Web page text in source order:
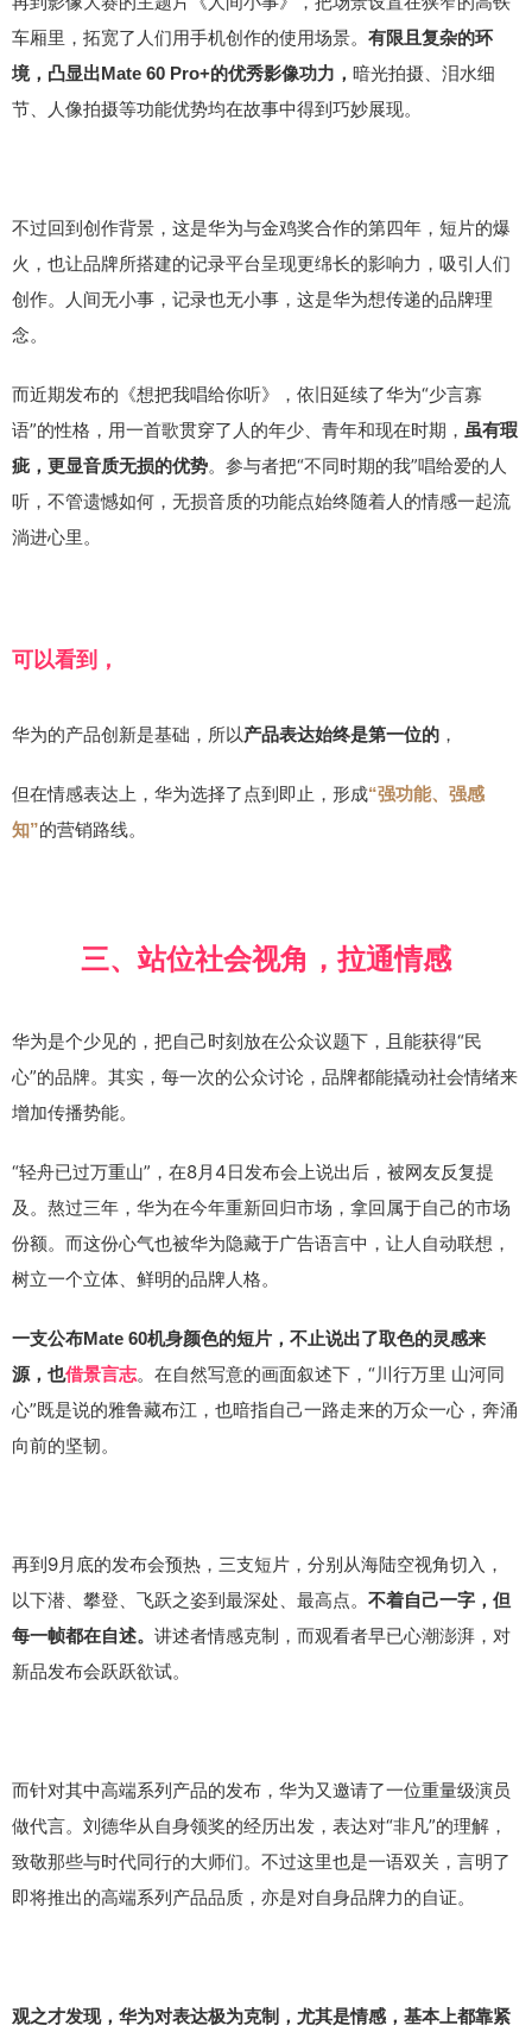
车厢里，拓宽了人们用手机创作的使用场景。 有限且复杂的环
境，凸显出Mate 60 Pro+的优秀影像功力， 暗光拍摄、泪水细
节、人像拍摄等功能优势均在故事中得到巧妙展现。
不过回到创作背景，这是华为与金鸡奖合作的第四年，短片的爆
火，也让品牌所搭建的记录平台呈现更绵长的影响力，吸引人们
创作。人间无小事，记录也无小事，这是华为想传递的品牌理
念。
而近期发布的《想把我唱给你听》，依旧延续了华为“少言寡
语”的性格，用一首歌贯穿了人的年少、青年和现在时期， 虽有瑕
疵，更显音质无损的优势。参与者把“不同时期的我”唱给爱的人
听，不管遗憾如何，无损音质的功能点始终随着人的情感一起流
淌进心里。
可以看到，
华为的产品创新是基础，所以产品表达始终是第一位的 ，
但在情感表达上，华为选择了点到即止，形成“强功能、强感
知”的营销路线。
三、站位社会视角，拉通情感
华为是个少见的，把自己时刻放在公众议题下，且能获得“民
心”的品牌。其实，每一次的公众讨论，品牌都能撬动社会情绪来
增加传播势能。
“轻舟已过万重山”，在8月4日发布会上说出后，被网友反复提
及。熬过三年，华为在今年重新回归市场，拿回属于自己的市场
份额。而这份心气也被华为隐藏于广告语言中，让人自动联想，
树立一个立体、鲜明的品牌人格。
一支公布Mate 60机身颜色的短片，不止说出了取色的灵感来
源，也借景言志。在自然写意的画面叙述下，“川行万里 山河同
心”既是说的雅鲁藏布江，也暗指自己一路走来的万众一心，奔涌
向前的坚韧。
再到9月底的发布会预热，三支短片，分别从海陆空视角切入，
以下潜、攀登、飞跃之姿到最深处、最高点。 不着自己一字，但
每一帧都在自述。 讲述者情感克制，而观看者早已心潮澎湃，对
新品发布会跃跃欲试。
而针对其中高端系列产品的发布，华为又邀请了一位重量级演员
做代言。刘德华从自身领奖的经历出发，表达对“非凡”的理解，
致敬那些与时代同行的大师们。不过这里也是一语双关，言明了
即将推出的高端系列产品品质，亦是对自身品牌力的自证。
观之才发现，华为对表达极为克制，尤其是情感，基本上都靠紧